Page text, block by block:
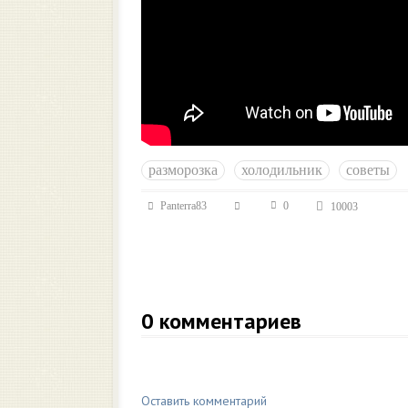
разморозка холодильник советы
Panterra83 0 10003
0 комментариев
Оставить комментарий